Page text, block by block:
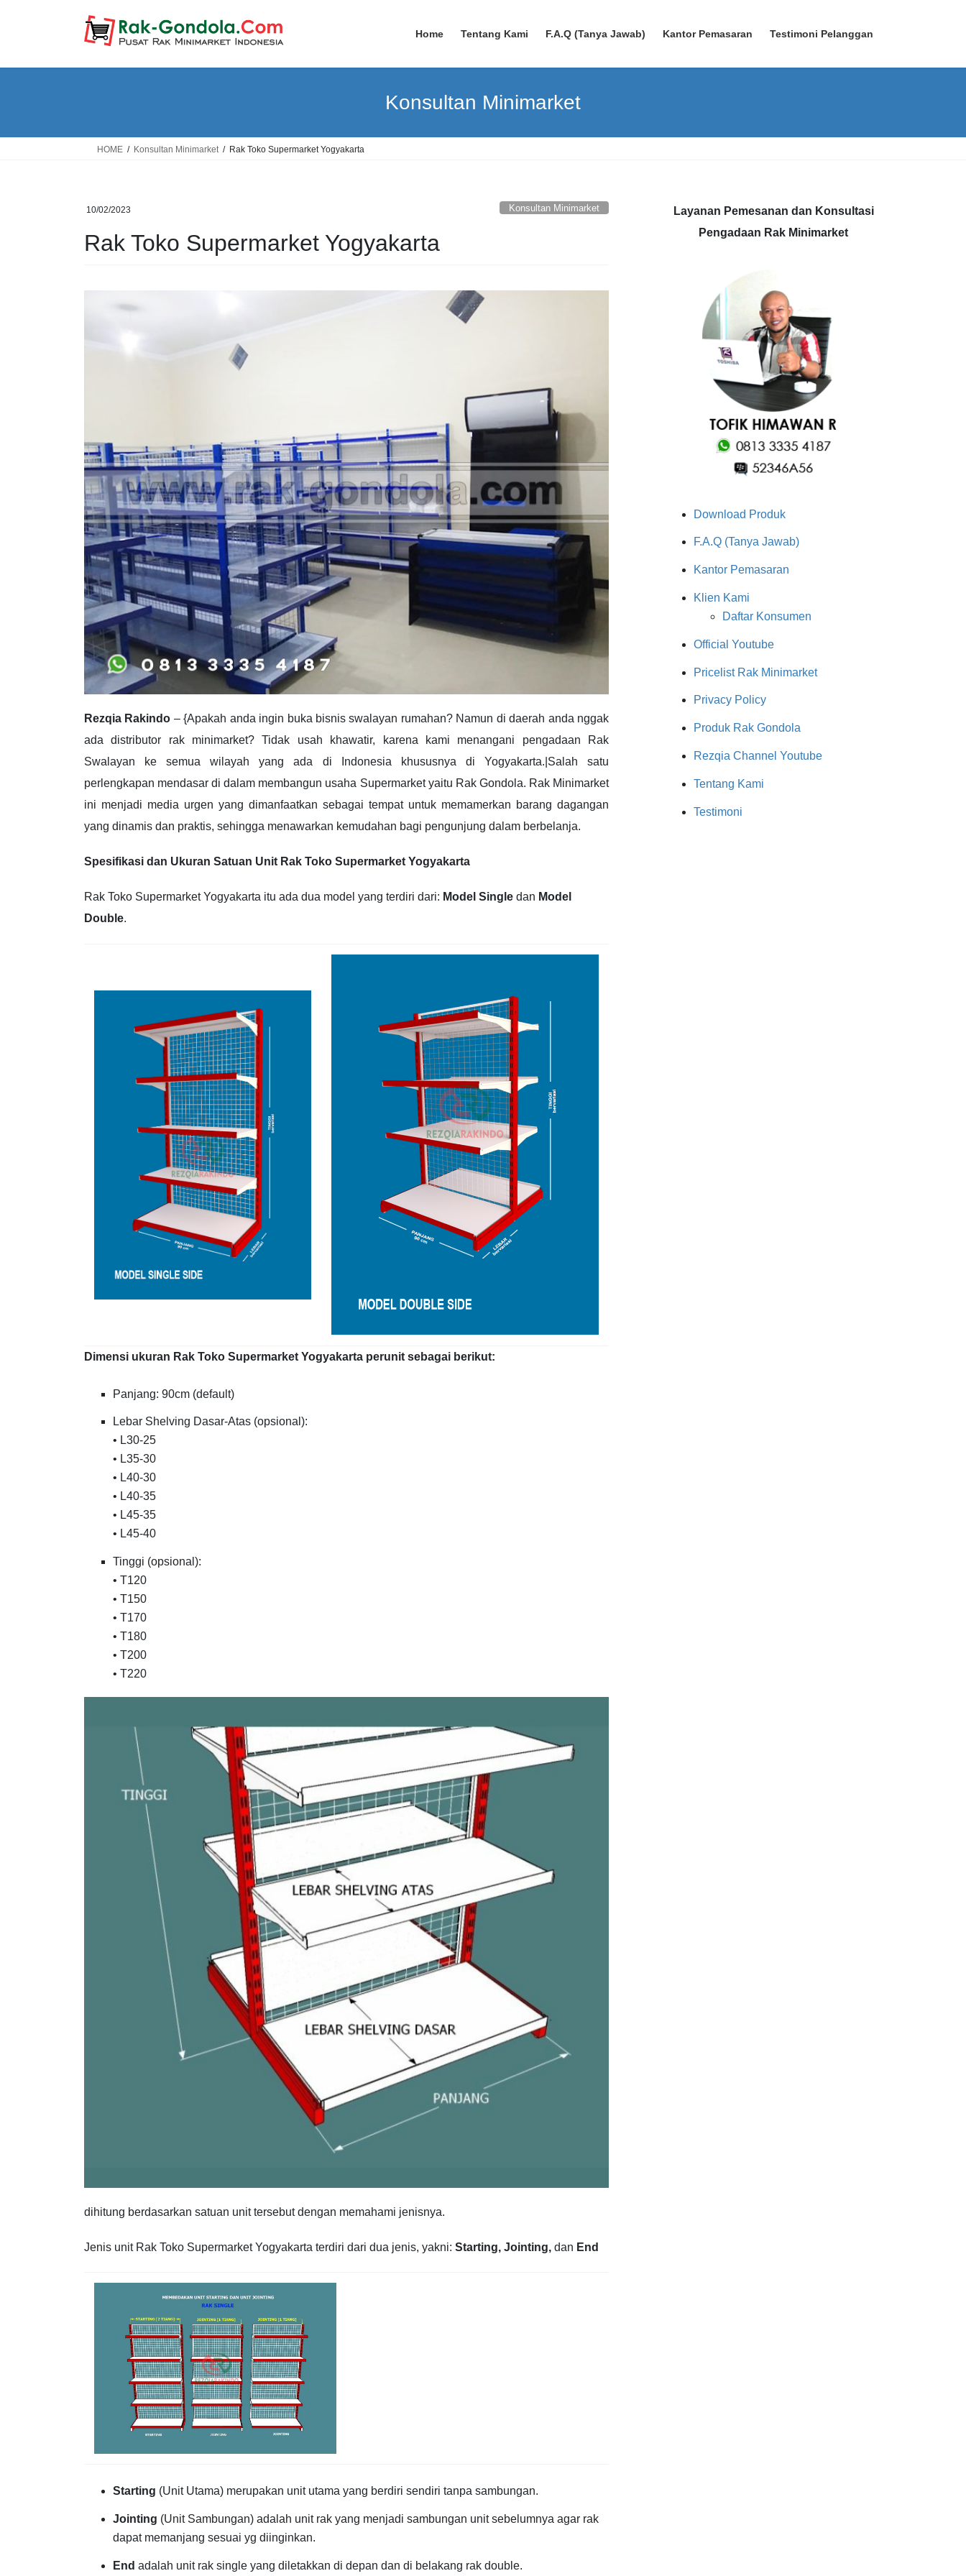
Home Tentang Kami F.A.Q (Tanya Jawab) Kantor Pemasaran Testimoni Pelanggan
Konsultan Minimarket
HOME Konsultan Minimarket Rak Toko Supermarket Yogyakarta
10/02/2023 Konsultan Minimarket
Rak Toko Supermarket Yogyakarta
Rezqia Rakindo – {Apakah anda ingin buka bisnis swalayan rumahan? Namun di daerah anda nggak
ada distributor rak minimarket? Tidak usah khawatir, karena kami menangani pengadaan Rak
Swalayan ke semua wilayah yang ada di Indonesia khususnya di Yogyakarta.|Salah satu
perlengkapan mendasar di dalam membangun usaha Supermarket yaitu Rak Gondola. Rak Minimarket
ini menjadi media urgen yang dimanfaatkan sebagai tempat untuk memamerkan barang dagangan
yang dinamis dan praktis, sehingga menawarkan kemudahan bagi pengunjung dalam berbelanja.
Spesifikasi dan Ukuran Satuan Unit Rak Toko Supermarket Yogyakarta
Rak Toko Supermarket Yogyakarta itu ada dua model yang terdiri dari: Model Single dan Model
Double.
Dimensi ukuran Rak Toko Supermarket Yogyakarta perunit sebagai berikut:
Panjang: 90cm (default)
Lebar Shelving Dasar-Atas (opsional):
• L30-25
• L35-30
• L40-30
• L40-35
• L45-35
• L45-40
Tinggi (opsional):
• T120
• T150
• T170
• T180
• T200
• T220
dihitung berdasarkan satuan unit tersebut dengan memahami jenisnya.
Jenis unit Rak Toko Supermarket Yogyakarta terdiri dari dua jenis, yakni: Starting, Jointing, dan End
Starting (Unit Utama) merupakan unit utama yang berdiri sendiri tanpa sambungan.
Jointing (Unit Sambungan) adalah unit rak yang menjadi sambungan unit sebelumnya agar rak
dapat memanjang sesuai yg diinginkan.
End adalah unit rak single yang diletakkan di depan dan di belakang rak double.
Layanan Pemesanan dan Konsultasi
Pengadaan Rak Minimarket
Download Produk
F.A.Q (Tanya Jawab)
Kantor Pemasaran
Klien Kami
Daftar Konsumen
Official Youtube
Pricelist Rak Minimarket
Privacy Policy
Produk Rak Gondola
Rezqia Channel Youtube
Tentang Kami
Testimoni